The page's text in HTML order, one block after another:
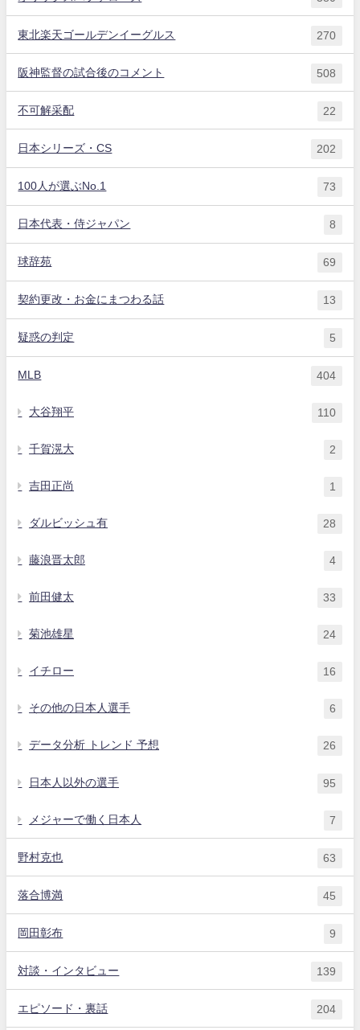
東北楽天ゴールデンイーグルス 270
阪神監督の試合後のコメント 508
不可解采配 22
日本シリーズ・CS 202
100人が選ぶNo.1 73
日本代表・侍ジャパン 8
球辞苑 69
契約更改・お金にまつわる話 13
疑惑の判定 5
MLB 404
大谷翔平 110
千賀滉大 2
吉田正尚 1
ダルビッシュ有 28
藤浪晋太郎 4
前田健太 33
菊池雄星 24
イチロー 16
その他の日本人選手 6
データ分析 トレンド 予想 26
日本人以外の選手 95
メジャーで働く日本人 7
野村克也 63
落合博満 45
岡田彰布 9
対談・インタビュー 139
エピソード・裏話 204